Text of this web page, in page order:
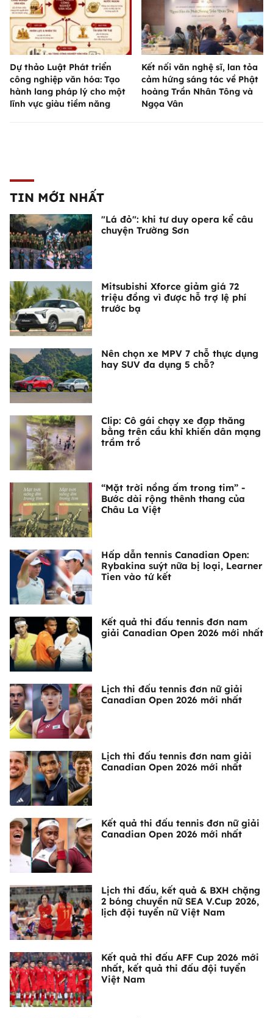
Dự thảo Luật Phát triển
công nghiệp văn hóa: Tạo
hành lang pháp lý cho một
lĩnh vực giàu tiềm năng
Kết nối văn nghệ sĩ, lan tỏa
cảm hứng sáng tác về Phật
hoàng Trần Nhân Tông và
Ngọa Vân
TIN MỚI NHẤT
"Lá đỏ": khi tư duy opera kể câu
chuyện Trường Sơn
Mitsubishi Xforce giảm giá 72
triệu đồng vì được hỗ trợ lệ phí
trước bạ
Nên chọn xe MPV 7 chỗ thực dụng
hay SUV đa dụng 5 chỗ?
Clip: Cô gái chạy xe đạp thăng
bằng trên cầu khỉ khiến dân mạng
trầm trồ
“Mặt trời nồng ấm trong tim” -
Bước dài rộng thênh thang của
Châu La Việt
Hấp dẫn tennis Canadian Open:
Rybakina suýt nữa bị loại, Learner
Tien vào tứ kết
Kết quả thi đấu tennis đơn nam
giải Canadian Open 2026 mới nhất
Lịch thi đấu tennis đơn nữ giải
Canadian Open 2026 mới nhất
Lịch thi đấu tennis đơn nam giải
Canadian Open 2026 mới nhất
Kết quả thi đấu tennis đơn nữ giải
Canadian Open 2026 mới nhất
Lịch thi đấu, kết quả & BXH chặng
2 bóng chuyền nữ SEA V.Cup 2026,
lịch đội tuyển nữ Việt Nam
Kết quả thi đấu AFF Cup 2026 mới
nhất, kết quả thi đấu đội tuyển
Việt Nam